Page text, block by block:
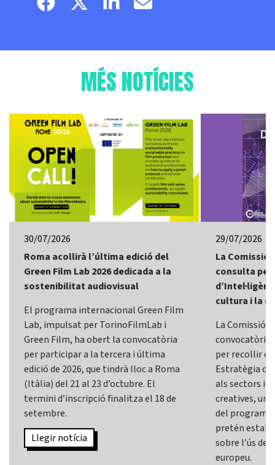
MÉS NOTÍCIES
30/07/2026
Roma acollirà l’última edició del
Green Film Lab 2026 dedicada a la
sostenibilitat audiovisual
El programa internacional Green Film
Lab, impulsat per TorinoFilmLab i
Green Film, ha obert la convocatòria
per participar a la tercera i última
edició de 2026, que tindrà lloc a Roma
(Itàlia) del 21 al 23 d’octubre. El
termini d’inscripció finalitza el 18 de
setembre.
Llegir notícia
29/07/2026
La Comissió
consulta
cultura i la
La Comissió
convocatòria
per recollir
Estratègia
als sectors i
creatives,
del programa
pretén
sobre l’ús de
europeu.